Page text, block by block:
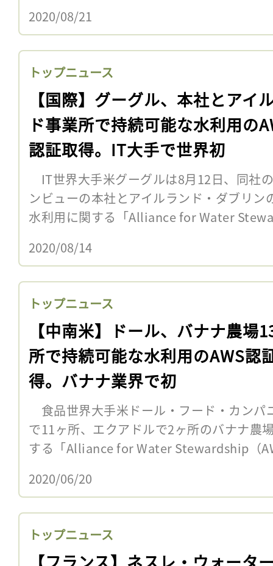
2020/08/21
トップニュース
【国際】グーグル、本社とアイ
ド事業所で持続可能な水利用の
認証取得。IT大手で世界初
IT世界大手米グーグルは8月12日、同社
ンビューの本社とアイルランド・ダブリン
水利用に関する「Alliance for Water
2020/08/14
トップニュース
【中南米】ドール、バナナ農場
所で持続可能な水利用のAWS認
得。バナナ業界で初
食品世界大手米ドール・フード・カンパ
で11ヶ所、エクアドルで2ヶ所のバナナ農
する「Alliance for Water Stewardship（
2020/06/20
トップニュース
【フランス】ネスレ・ウォータ